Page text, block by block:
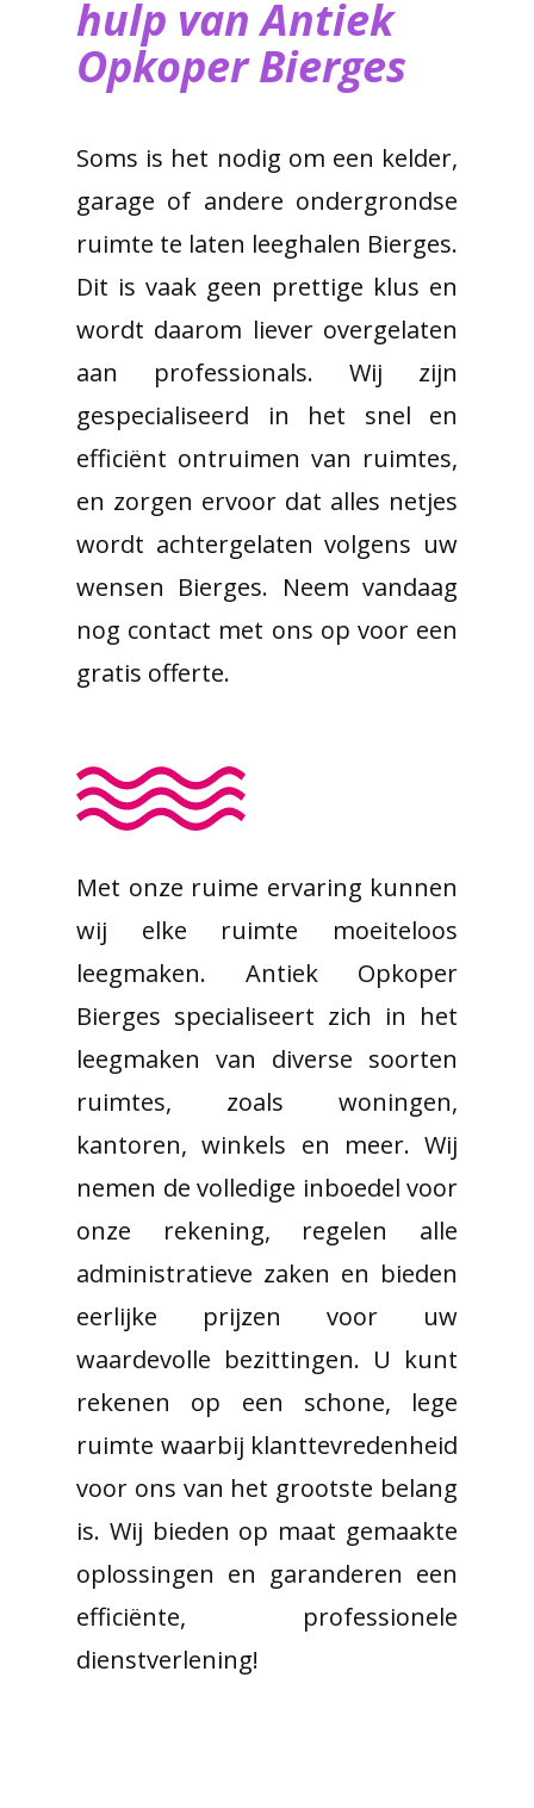
hulp van ​Antiek
Opkoper Bierges
Soms is het nodig om een kelder,
garage of andere ondergrondse
ruimte te laten leeghalen Bierges.
Dit is vaak geen prettige klus en
wordt daarom liever overgelaten
aan professionals. Wij zijn
gespecialiseerd in het snel en
efficiënt ontruimen van ruimtes,
en zorgen ervoor dat alles netjes
wordt achtergelaten volgens uw
wensen Bierges. Neem vandaag
nog contact met ons op voor een
gratis offerte.
Met onze ruime ervaring kunnen
wij elke ruimte moeiteloos
leegmaken. Antiek Opkoper
Bierges specialiseert zich in het
leegmaken van diverse soorten
ruimtes, zoals woningen,
kantoren, winkels en meer. Wij
nemen de volledige inboedel voor
onze rekening, regelen alle
administratieve zaken en bieden
eerlijke prijzen voor uw
waardevolle bezittingen. U kunt
rekenen op een schone, lege
ruimte waarbij klanttevredenheid
voor ons van het grootste belang
is. Wij bieden op maat gemaakte
oplossingen en garanderen een
efficiënte, professionele
dienstverlening!